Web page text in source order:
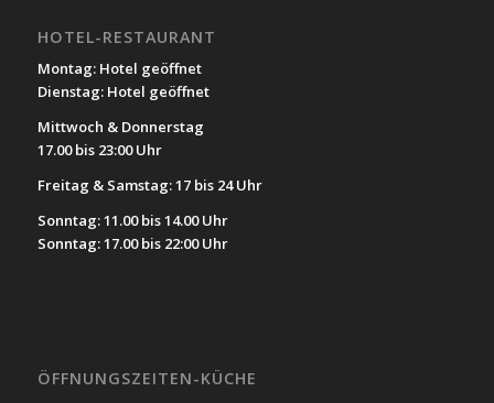
HOTEL-RESTAURANT
Montag: Hotel geöffnet
Dienstag: Hotel geöffnet
Mittwoch & Donnerstag
17.00 bis 23:00 Uhr
Freitag & Samstag: 17 bis 24 Uhr
Sonntag: 11.00 bis 14.00 Uhr
Sonntag: 17.00 bis 22:00 Uhr
ÖFFNUNGSZEITEN-KÜCHE